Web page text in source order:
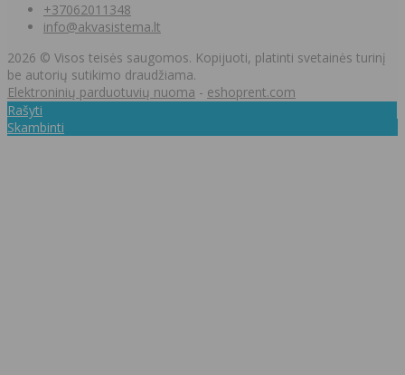
+37062011348
info@akvasistema.lt
2026 © Visos teisės saugomos. Kopijuoti, platinti svetainės turinį
be autorių sutikimo draudžiama.
Elektroninių parduotuvių nuoma - eshoprent.com
Rašyti
Skambinti